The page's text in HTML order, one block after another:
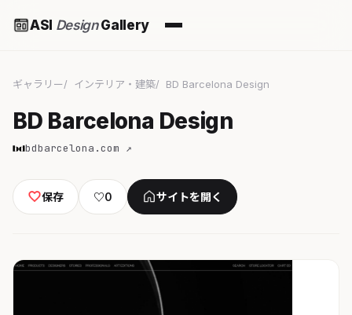
ASI DesignGallery
ギャラリー インテリア・建築 BD Barcelona Design
BD Barcelona Design
bdbarcelona.com ↗
保存 ♡0 サイトを開く